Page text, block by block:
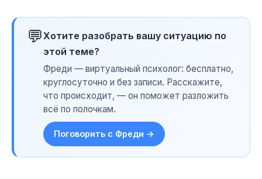
💬Хотите разобрать вашу ситуацию по
этой теме?
Фреди — виртуальный психолог: бесплатно,
круглосуточно и без записи. Расскажите,
что происходит, — он поможет разложить
всё по полочкам.
Поговорить с Фреди →